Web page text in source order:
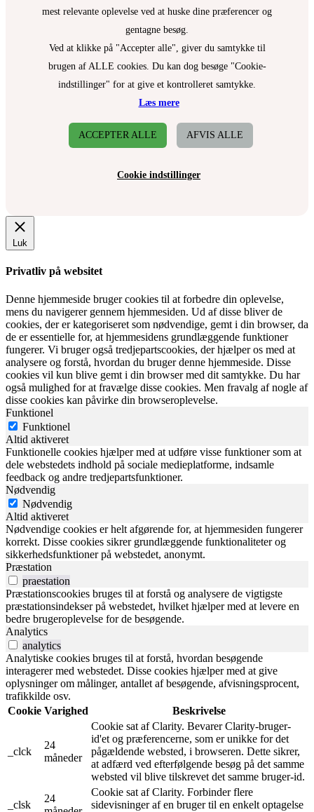
mest relevante oplevelse ved at huske dine præferencer og
gentagne besøg.
Ved at klikke på "Accepter alle", giver du samtykke til
brugen af ALLE cookies. Du kan dog besøge "Cookie-
indstillinger" for at give et kontrolleret samtykke.
Læs mere
ACCEPTER ALLE AFVIS ALLE
Cookie indstillinger
Luk
Privatliv på websitet
Denne hjemmeside bruger cookies til at forbedre din oplevelse,
mens du navigerer gennem hjemmesiden. Ud af disse bliver de
cookies, der er kategoriseret som nødvendige, gemt i din browser, da
de er essentielle for, at hjemmesidens grundlæggende funktioner
fungerer. Vi bruger også tredjepartscookies, der hjælper os med at
analysere og forstå, hvordan du bruger denne hjemmeside. Disse
cookies vil kun blive gemt i din browser med dit samtykke. Du har
også mulighed for at fravælge disse cookies. Men fravalg af nogle af
disse cookies kan påvirke din browseroplevelse.
Funktionel
Funktionel
Altid aktiveret
Funktionelle cookies hjælper med at udføre visse funktioner som at
dele webstedets indhold på sociale medieplatforme, indsamle
feedback og andre tredjepartsfunktioner.
Nødvendig
Nødvendig
Altid aktiveret
Nødvendige cookies er helt afgørende for, at hjemmesiden fungerer
korrekt. Disse cookies sikrer grundlæggende funktionaliteter og
sikkerhedsfunktioner på webstedet, anonymt.
Præstation
praestation
Præstationscookies bruges til at forstå og analysere de vigtigste
præstationsindekser på webstedet, hvilket hjælper med at levere en
bedre brugeroplevelse for de besøgende.
Analytics
analytics
Analytiske cookies bruges til at forstå, hvordan besøgende
interagerer med webstedet. Disse cookies hjælper med at give
oplysninger om målinger, antallet af besøgende, afvisningsprocent,
trafikkilde osv.
Cookie Varighed Beskrivelse
_clck
24
måneder
Cookie sat af Clarity. Bevarer Clarity-bruger-
id'et og præferencerne, som er unikke for det
pågældende websted, i browseren. Dette sikrer,
at adfærd ved efterfølgende besøg på det samme
websted vil blive tilskrevet det samme bruger-id.
_clsk
24
Cookie sat af Clarity. Forbinder flere
sidevisninger af en bruger til en enkelt optagelse